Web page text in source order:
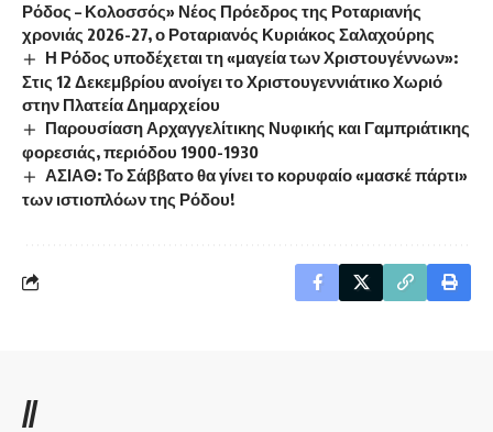
Ρόδος – Κολοσσός» Νέος Πρόεδρος της Ροταριανής
χρονιάς 2026-27, ο Ροταριανός Κυριάκος Σαλαχούρης
Η Ρόδος υποδέχεται τη «μαγεία των Χριστουγέννων»:
Στις 12 Δεκεμβρίου ανοίγει το Χριστουγεννιάτικο Χωριό
στην Πλατεία Δημαρχείου
Παρουσίαση Αρχαγγελίτικης Νυφικής και Γαμπριάτικης
φορεσιάς, περιόδου 1900-1930
ΑΣΙΑΘ: Το Σάββατο θα γίνει το κορυφαίο «μασκέ πάρτι»
των ιστιοπλόων της Ρόδου!
//